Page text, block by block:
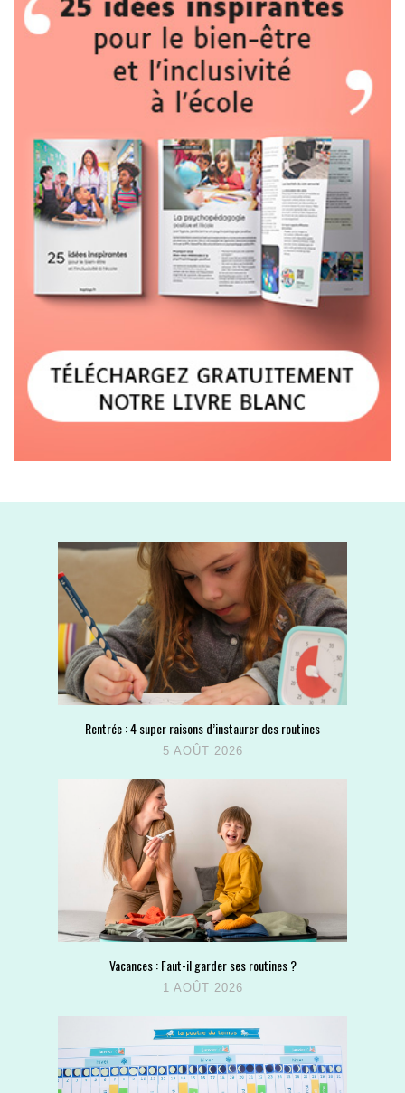
Rentrée : 4 super raisons d’instaurer des routines
5 AOÛT 2026
Vacances : Faut-il garder ses routines ?
1 AOÛT 2026